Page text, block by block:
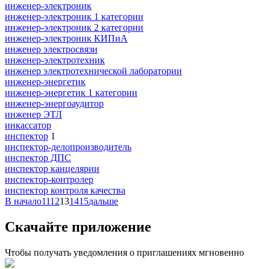
инженер-электроник
инженер-электроник 1 категории
инженер-электроник 2 категории
инженер-электроник КИПиА
инженер электросвязи
инженер-электротехник
инженер электротехнической лаборатории
инженер-энергетик
инженер-энергетик 1 категории
инженер-энергоаудитор
инженер ЭТЛ
инкассатор
инспектор 1
инспектор-делопроизводитель
инспектор ДПС
инспектор канцелярии
инспектор-контролер
инспектор контроля качества
В начало1112131415дальше
Скачайте приложение
Чтобы получать уведомления о приглашениях мгновенно